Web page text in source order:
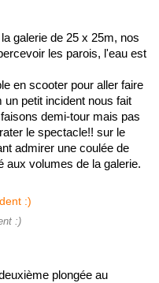
galerie de 25 x 25m, nos
les parois, l'eau est
en scooter pour aller faire
un petit incident nous fait
demi-tour mais pas
le spectacle!! sur le
admirer une coulée de
aux volumes de la galerie.
:)
plongée au